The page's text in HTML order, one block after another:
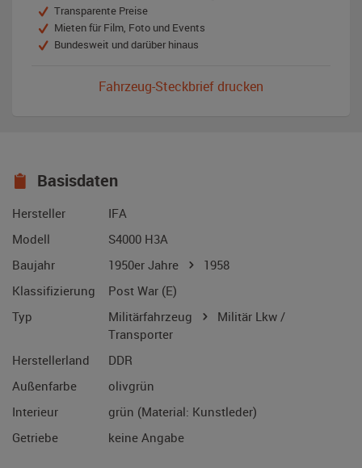
Transparente Preise
Mieten für Film, Foto und Events
Bundesweit und darüber hinaus
Fahrzeug-Steckbrief drucken
Basisdaten
Hersteller
IFA
Modell
S4000 H3A
Baujahr
1950er Jahre
1958
Klassifizierung
Post War (E)
Typ
Militärfahrzeug
Militär Lkw /
Transporter
Herstellerland
DDR
Außenfarbe
olivgrün
Interieur
grün (Material: Kunstleder)
Getriebe
keine Angabe